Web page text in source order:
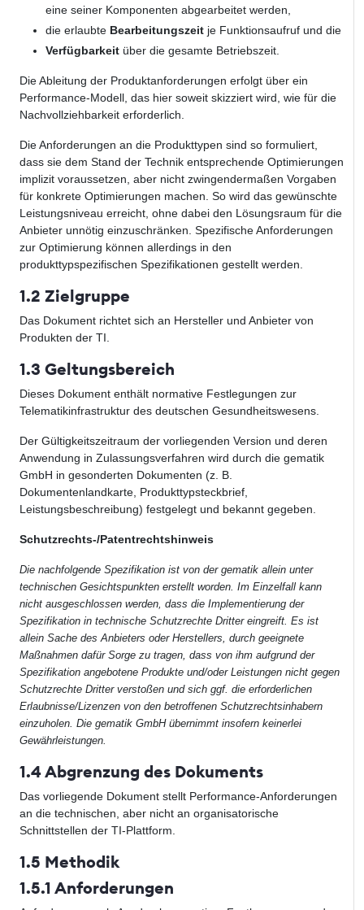
eine seiner Komponenten abgearbeitet werden,
die erlaubte Bearbeitungszeit je Funktionsaufruf und die
Verfügbarkeit über die gesamte Betriebszeit.
Die Ableitung der Produktanforderungen erfolgt über ein
Performance-Modell, das hier soweit skizziert wird, wie für die
Nachvollziehbarkeit erforderlich.
Die Anforderungen an die Produkttypen sind so formuliert,
dass sie dem Stand der Technik entsprechende Optimierungen
implizit voraussetzen, aber nicht zwingendermaßen Vorgaben
für konkrete Optimierungen machen. So wird das gewünschte
Leistungsniveau erreicht, ohne dabei den Lösungsraum für die
Anbieter unnötig einzuschränken. Spezifische Anforderungen
zur Optimierung können allerdings in den
produkttypspezifischen Spezifikationen gestellt werden.
1.2 Zielgruppe
Das Dokument richtet sich an Hersteller und Anbieter von
Produkten der TI.
1.3 Geltungsbereich
Dieses Dokument enthält normative Festlegungen zur
Telematikinfrastruktur des deutschen Gesundheitswesens.
Der Gültigkeitszeitraum der vorliegenden Version und deren
Anwendung in Zulassungsverfahren wird durch die gematik
GmbH in gesonderten Dokumenten (z. B.
Dokumentenlandkarte, Produkttypsteckbrief,
Leistungsbeschreibung) festgelegt und bekannt gegeben.
Schutzrechts-/Patentrechtshinweis
Die nachfolgende Spezifikation ist von der gematik allein unter
technischen Gesichtspunkten erstellt worden. Im Einzelfall kann
nicht ausgeschlossen werden, dass die Implementierung der
Spezifikation in technische Schutzrechte Dritter eingreift. Es ist
allein Sache des Anbieters oder Herstellers, durch geeignete
Maßnahmen dafür Sorge zu tragen, dass von ihm aufgrund der
Spezifikation angebotene Produkte und/oder Leistungen nicht gegen
Schutzrechte Dritter verstoßen und sich ggf. die erforderlichen
Erlaubnisse/Lizenzen von den betroffenen Schutzrechtsinhabern
einzuholen. Die gematik GmbH übernimmt insofern keinerlei
Gewährleistungen.
1.4 Abgrenzung des Dokuments
Das vorliegende Dokument stellt Performance-Anforderungen
an die technischen, aber nicht an organisatorische
Schnittstellen der TI-Plattform.
1.5 Methodik
1.5.1 Anforderungen